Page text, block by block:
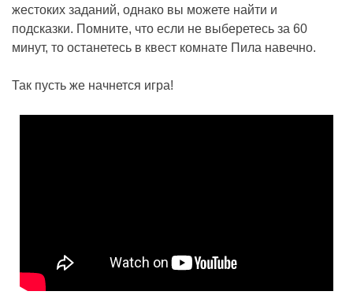
жестоких заданий, однако вы можете найти и
подсказки. Помните, что если не выберетесь за 60
минут, то останетесь в квест комнате Пила навечно.
Так пусть же начнется игра!